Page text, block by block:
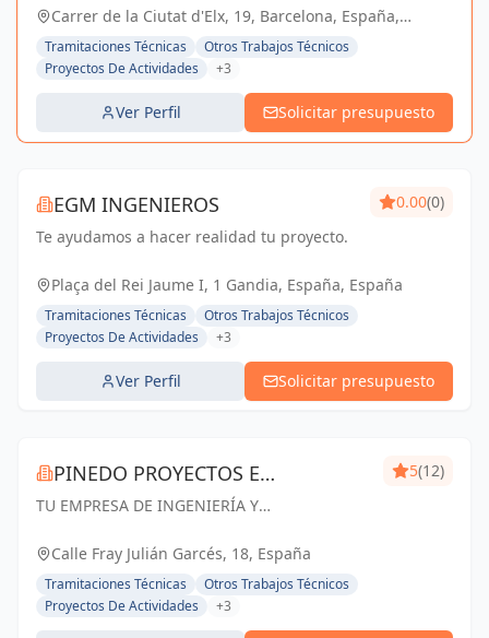
Ingeniería con una trayectoria sólida y
Carrer de la Ciutat d'Elx, 19, Barcelona, España,
España
Tramitaciones Técnicas
Otros Trabajos Técnicos
Proyectos De Actividades
+3
Ver Perfil Solicitar presupuesto
EGM INGENIEROS
Te ayudamos a hacer realidad tu proyecto.
0.00(0)
Plaça del Rei Jaume I, 1 Gandia, España, España
Tramitaciones Técnicas
Otros Trabajos Técnicos
Proyectos De Actividades
+3
Ver Perfil Solicitar presupuesto
PINEDO PROYECTOS E
INGENIERÍA
TU EMPRESA DE INGENIERÍA Y
en Proyectos de Ingeniería y Arquitectura,
Licencias de apertura y Gestión de Obras
5(12)
Calle Fray Julián Garcés, 18, España
Tramitaciones Técnicas
Otros Trabajos Técnicos
Proyectos De Actividades
+3